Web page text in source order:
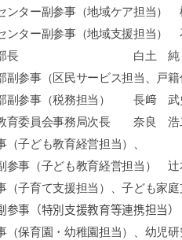
ンター副参事（地域ケア担当
ンター副参事（地域支援担当
管理部長 白土 純
副参事（区民サービス担当、
副参事（税務担当） 長﨑 武
育委員会事務局次長 奈良 浩
子ども教育経営担当）、
参事（子ども教育経営担当）
子育て支援担当）、子ども家庭
参事（特別支援教育等連携担
保育園・幼稚園担当）、幼児研